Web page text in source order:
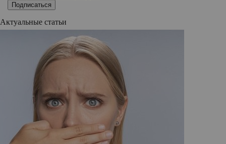
Подписаться
Актуальные статьи